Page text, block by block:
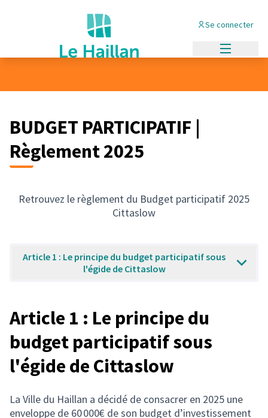
Menu
Se connecter
BUDGET PARTICIPATIF |
Règlement 2025
Retrouvez le règlement du Budget participatif 2025
Cittaslow
Article 1 : Le principe du budget participatif sous
l'égide de Cittaslow
Article 1 : Le principe du
budget participatif sous
l'égide de Cittaslow
La Ville du Haillan a décidé de consacrer en 2025 une
enveloppe de 60 000€ de son budget d’investissement